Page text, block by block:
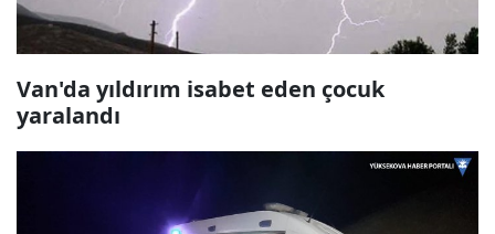
Van'da yıldırım isabet eden çocuk
yaralandı